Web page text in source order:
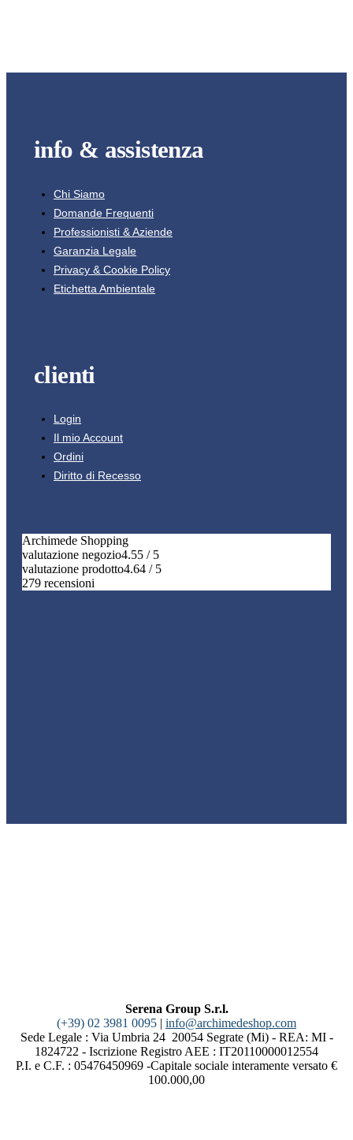
info & assistenza
Chi Siamo
Domande Frequenti
Professionisti & Aziende
Garanzia Legale
Privacy & Cookie Policy
Etichetta Ambientale
clienti
Login
Il mio Account
Ordini
Diritto di Recesso
Archimede Shopping
valutazione negozio4.55 / 5
valutazione prodotto4.64 / 5
279 recensioni
Serena Group S.r.l.
(+39) 02 3981 0095 | info@archimedeshop.com
Sede Legale : Via Umbria 24 20054 Segrate (Mi) - REA: MI -
1824722 - Iscrizione Registro AEE : IT20110000012554
P.I. e C.F. : 05476450969 -Capitale sociale interamente versato €
100.000,00